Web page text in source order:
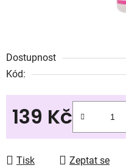
Dostupnost
Kód:
139 Kč
Tisk Zeptat se